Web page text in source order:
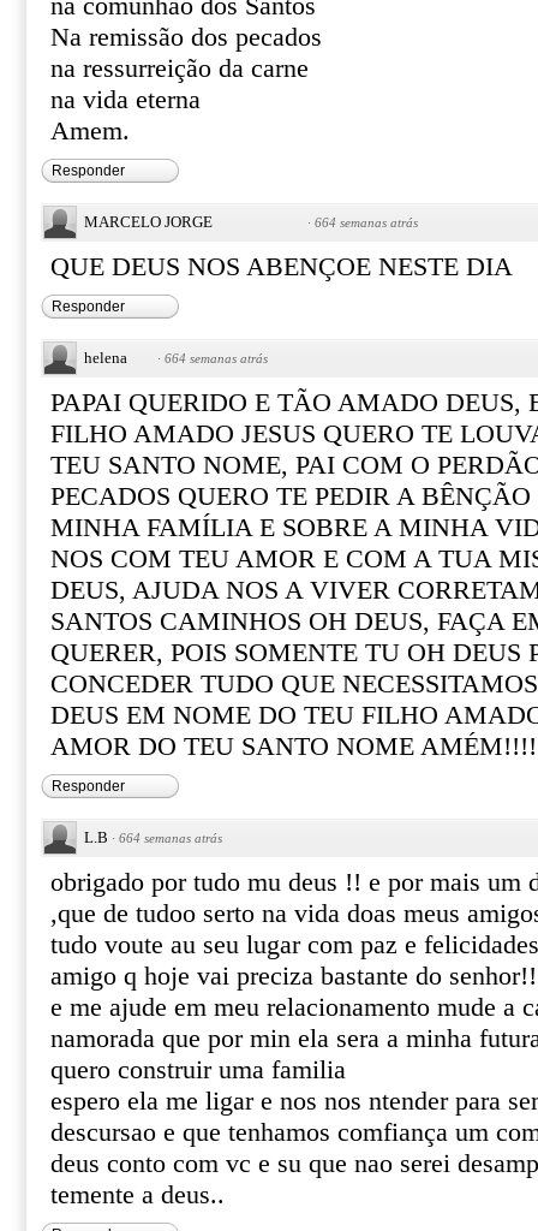
na comunhão dos Santos
Na remissão dos pecados
na ressurreição da carne
na vida eterna
Amem.
Responder
MARCELO JORGE · 664 semanas atrás
QUE DEUS NOS ABENÇOE NESTE DIA
Responder
helena · 664 semanas atrás
PAPAI QUERIDO E TÃO AMADO DEUS,
FILHO AMADO JESUS QUERO TE
TEU SANTO NOME, PAI COM O
PECADOS QUERO TE PEDIR A
MINHA FAMÍLIA E SOBRE A MINHA
NOS COM TEU AMOR E COM A TUA
DEUS, AJUDA NOS A VIVER
SANTOS CAMINHOS OH DEUS, FAÇA
QUERER, POIS SOMENTE TU OH DEUS
CONCEDER TUDO QUE
DEUS EM NOME DO TEU FILHO
AMOR DO TEU SANTO NOME
Responder
L.B · 664 semanas atrás
obrigado por tudo mu deus !! e por mais um
,que de tudoo serto na vida doas meus
tudo voute au seu lugar com paz e
amigo q hoje vai preciza bastante do senhor!!
e me ajude em meu relacionamento mude a
namorada que por min ela sera a minha
quero construir uma familia
espero ela me ligar e nos nos ntender para
descursao e que tenhamos comfiança um
deus conto com vc e su que nao serei
temente a deus..